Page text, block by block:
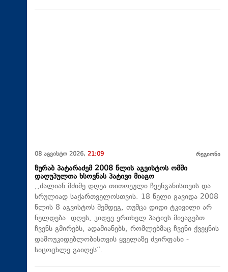
08 აგვისტო 2026, 21:09 რეგიონი
ზურაბ პატარაძემ 2008 წლის აგვისტოს ომში
დაღუპულთა ხსოვნას პატივი მიაგო
,,ძალიან მძიმე დღეა თითოეული ჩვენგანისთვის და
სრულიად საქართველოსთვის. 18 წელი გავიდა 2008
წლის 8 აგვისტოს შემდეგ, თუმცა დიდი ტკივილი არ
ნელდება. დღეს, კიდევ ერთხელ პატივს მივაგებთ
ჩვენს გმირებს, ადამიანებს, რომლებმაც ჩვენი ქვეყნის
დამოუკიდებლობისთვის ყველაზე ძვირფასი -
სიცოცხლე გაიღეს“.